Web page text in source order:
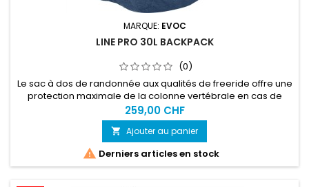
MARQUE: EVOC
LINE PRO 30L BACKPACK
(0)
Le sac à dos de randonnée aux qualités de freeride offre une
protection maximale de la colonne vertébrale en cas de
chute grâce à la technologie de protection LITESHIELD PLUS. À
la montée, le LINE PRO soulage la pression sur le dos grâce à
une répartition uniforme du poids sur les épaules et les
hanches, tandis qu'à la descente, il s'assoit sans glisser.
259,00 CHF
 Ajouter au panier
 Derniers articles en stock